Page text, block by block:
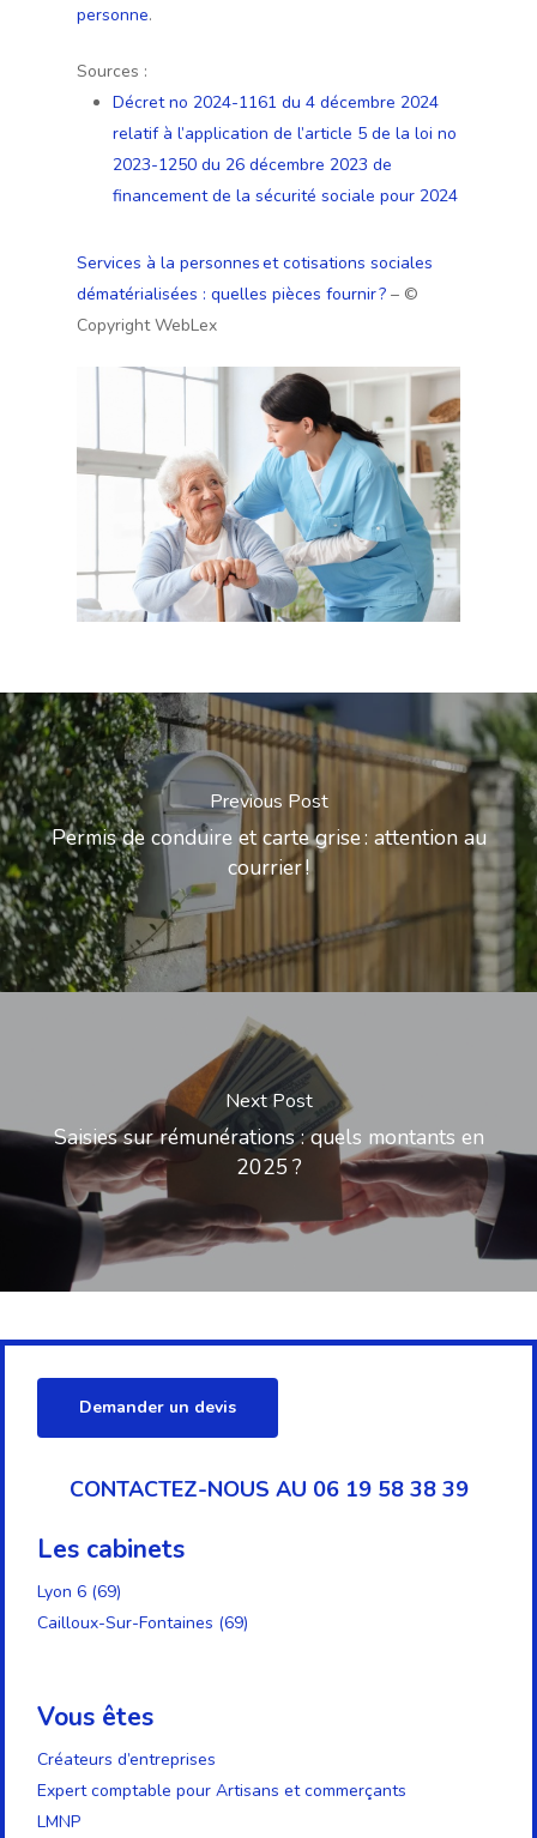
personne.
Sources :
Décret no 2024-1161 du 4 décembre 2024
relatif à l’application de l’article 5 de la loi no
2023-1250 du 26 décembre 2023 de
financement de la sécurité sociale pour 2024
Services à la personnes et cotisations sociales
dématérialisées : quelles pièces fournir ? – ©
Copyright WebLex
Previous Post
Permis de conduire et carte grise : attention au
courrier !
Next Post
Saisies sur rémunérations : quels montants en
2025 ?
Demander un devis
CONTACTEZ-NOUS AU 06 19 58 38 39
Les cabinets
Lyon 6 (69)
Cailloux-Sur-Fontaines (69)
Vous êtes
Créateurs d’entreprises
Expert comptable pour Artisans et commerçants
LMNP